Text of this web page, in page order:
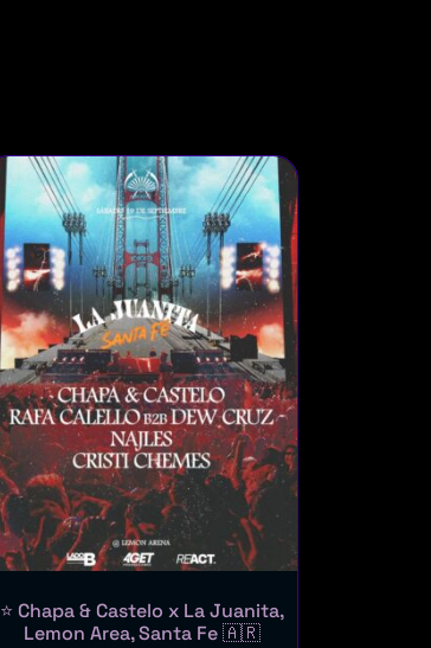
⭐ Chapa & Castelo x La Juanita,
Lemon Area, Santa Fe 🇦🇷